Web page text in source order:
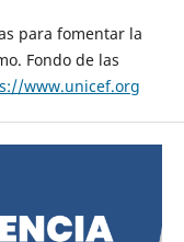
para fomentar la
Fondo de las
www.unicef.org